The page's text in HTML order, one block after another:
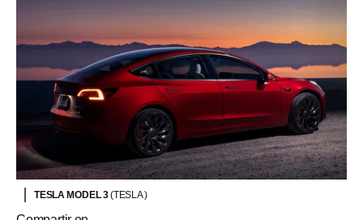
TESLA MODEL 3(TESLA )